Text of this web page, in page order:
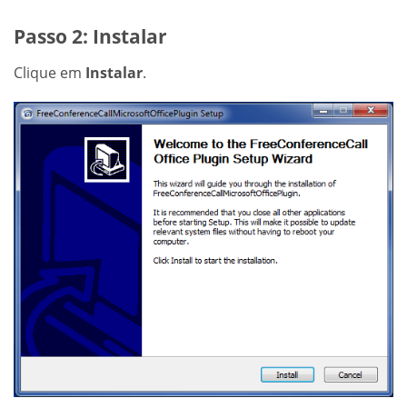
Passo 2: Instalar
Clique em Instalar.